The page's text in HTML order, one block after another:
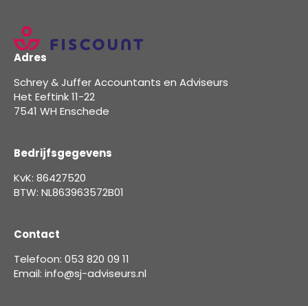
Adres
Schrey & Juffer Accountants en Adviseurs
Het Eeftink 11-22
7541 WH Enschede
Bedrijfsgegevens
KvK: 86427520
BTW: NL863963572B01
Contact
Telefoon: 053 820 09 11
Email: info@sj-adviseurs.nl